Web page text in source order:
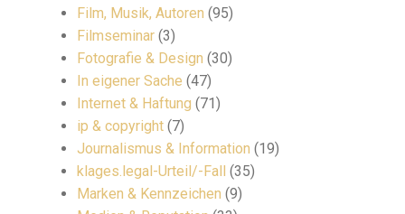
Film, Musik, Autoren (95)
Filmseminar (3)
Fotografie & Design (30)
In eigener Sache (47)
Internet & Haftung (71)
ip & copyright (7)
Journalismus & Information (19)
klages.legal-Urteil/-Fall (35)
Marken & Kennzeichen (9)